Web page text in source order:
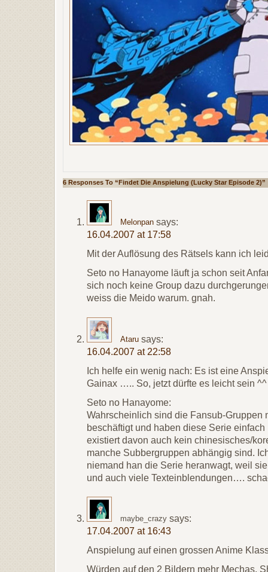
6 Responses To “Findet Die Anspielung (Lucky Star Episode 2)”
Melonpan says:
16.04.2007 at 17:58
Mit der Auflösung des Rätsels kann ich
Seto no Hanayome läuft ja schon seit
sich noch keine Group dazu
weiss die Meido warum. gnah.
Ataru says:
16.04.2007 at 22:58
Ich helfe ein wenig nach: Es ist eine
Gainax ….. So, jetzt dürfte es leicht sein ^^
Seto no Hanayome:
Wahrscheinlich sind die Fansub-Gruppen
beschäftigt und haben diese Serie
existiert davon auch kein chinesisches/
manche Subbergruppen abhängig sind.
niemand han die Serie heranwagt, weil
und auch viele Texteinblendungen….
maybe_crazy says:
17.04.2007 at 16:43
Anspielung auf einen grossen Anime
Würden auf den 2 Bildern mehr Mechas,